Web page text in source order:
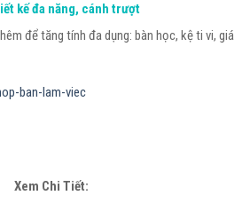
kế đa năng, cánh trượt
để tăng tính đa dụng: bàn học, kệ ti vi, giá
Xem Chi Tiết: